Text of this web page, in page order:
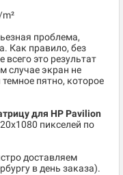
проблема,
Как правило, без
всего это результат
случае экран не
пятно, которое
для HP Pavilion
пикселей по
доставляем
в день заказа).